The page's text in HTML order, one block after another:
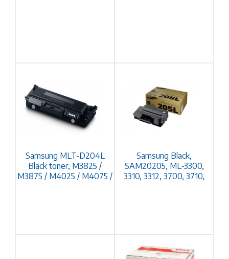
Samsung MLT-D204L
Black toner, M3825 /
M3875 / M4025 / M4075 /
Samsung Black,
SAM20205, ML-3300,
3310, 3312, 3700, 3710,